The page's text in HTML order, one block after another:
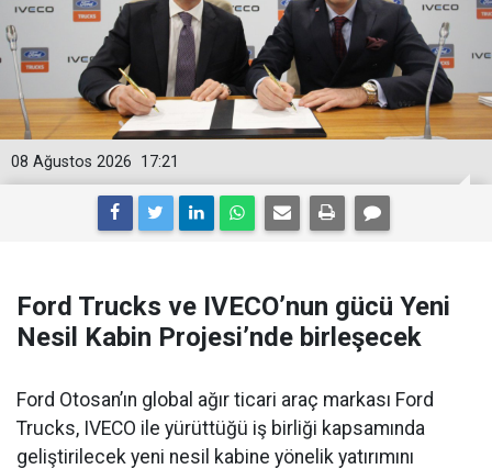
17:21
08 Ağustos 2026
Ford Trucks ve IVECO’nun gücü Yeni
Nesil Kabin Projesi’nde birleşecek
Ford Otosan’ın global ağır ticari araç markası Ford
Trucks, IVECO ile yürüttüğü iş birliği kapsamında
geliştirilecek yeni nesil kabine yönelik yatırımını